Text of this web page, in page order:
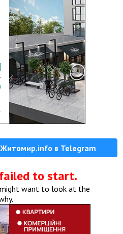
Житомир.info в Telegram
failed to start.
want to look at the